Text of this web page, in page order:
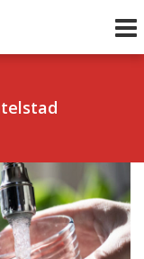
Volgend uur